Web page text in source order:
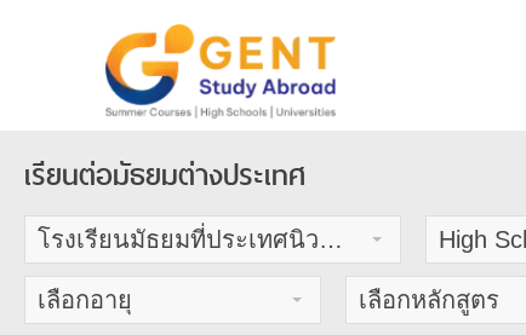
เรียนต่อมัธยมต่างประเทศ
โรงเรียนมัธยมที่ประเทศนิวซีแลนด์ High
เลือกอายุ เลือกหลักสูตร